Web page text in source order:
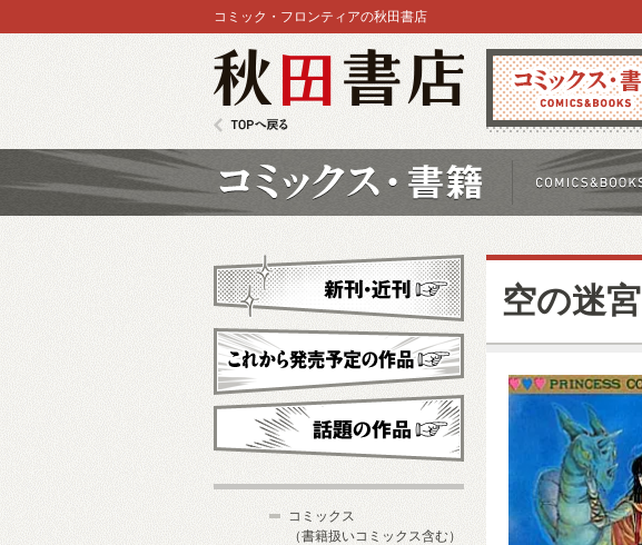
コミックス
コミック・フロンティアの秋田書店
空の迷宮
新刊・近刊
これから発売予定
コミックス
（書籍扱いコミックス含む）